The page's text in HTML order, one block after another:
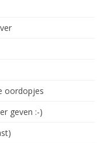
oordopjes
geven :-)